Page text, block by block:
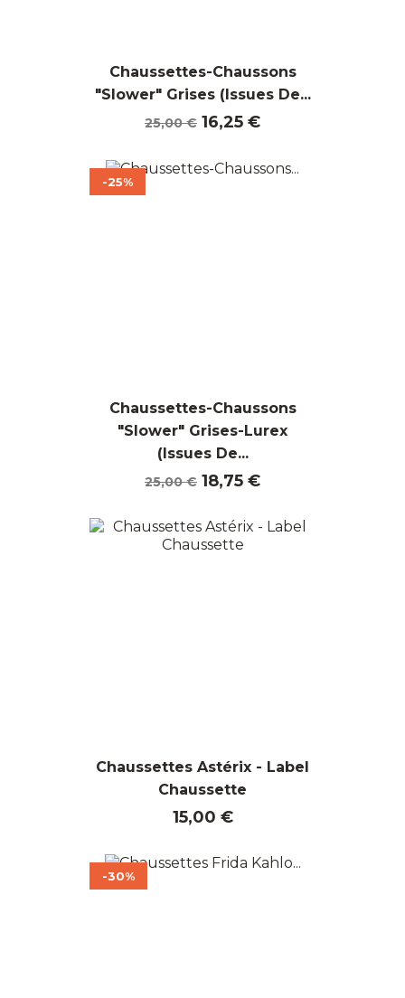
Chaussettes-Chaussons
"Slower" Grises (Issues De...
Prix
25,00 € Prix
16,25 €
Chaussettes-Chaussons
"Slower" Grises-Lurex
(Issues De...
Prix
25,00 € Prix
18,75 €
-25%
Chaussettes Astérix - Label
Chaussette
Prix
15,00 €
-30%